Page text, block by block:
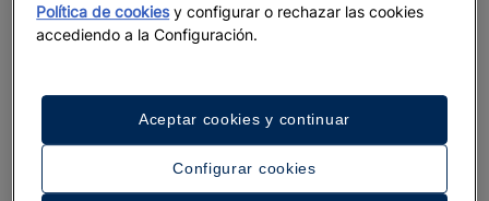
GASTRONOMÍA
Política de cookiesy configurar o rechazar las cookies
accediendo a la Configuración.
Configurar cookies
Aceptar cookies y continuar